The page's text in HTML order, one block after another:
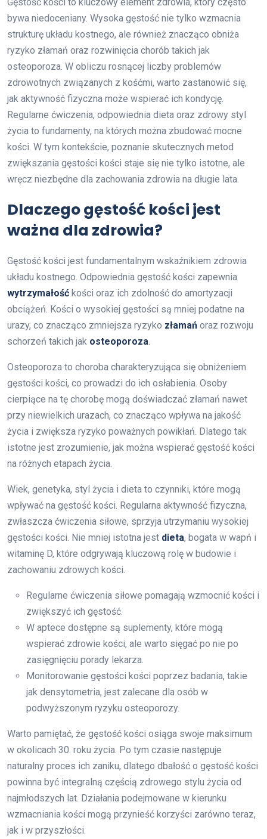
bywa niedoceniany. Wysoka gęstość nie tylko wzmacnia
strukturę układu kostnego, ale również znacząco obniża
ryzyko złamań oraz rozwinięcia chorób takich jak
osteoporoza. W obliczu rosnącej liczby problemów
zdrowotnych związanych z kośćmi, warto zastanowić się,
jak aktywność fizyczna może wspierać ich kondycję.
Regularne ćwiczenia, odpowiednia dieta oraz zdrowy styl
życia to fundamenty, na których można zbudować mocne
kości. W tym kontekście, poznanie skutecznych metod
zwiększania gęstości kości staje się nie tylko istotne, ale
wręcz niezbędne dla zachowania zdrowia na długie lata.
Dlaczego gęstość kości jest
ważna dla zdrowia?
Gęstość kości jest fundamentalnym wskaźnikiem zdrowia
układu kostnego. Odpowiednia gęstość kości zapewnia
wytrzymałość kości oraz ich zdolność do amortyzacji
obciążeń. Kości o wysokiej gęstości są mniej podatne na
urazy, co znacząco zmniejsza ryzyko złamań oraz rozwoju
schorzeń takich jak osteoporoza.
Osteoporoza to choroba charakteryzująca się obniżeniem
gęstości kości, co prowadzi do ich osłabienia. Osoby
cierpiące na tę chorobę mogą doświadczać złamań nawet
przy niewielkich urazach, co znacząco wpływa na jakość
życia i zwiększa ryzyko poważnych powikłań. Dlatego tak
istotne jest zrozumienie, jak można wspierać gęstość kości
na różnych etapach życia.
Wiek, genetyka, styl życia i dieta to czynniki, które mogą
wpływać na gęstość kości. Regularna aktywność fizyczna,
zwłaszcza ćwiczenia siłowe, sprzyja utrzymaniu wysokiej
gęstości kości. Nie mniej istotna jest dieta, bogata w wapń i
witaminę D, które odgrywają kluczową rolę w budowie i
zachowaniu zdrowych kości.
Regularne ćwiczenia siłowe pomagają wzmocnić kości i
zwiększyć ich gęstość.
W aptece dostępne są suplementy, które mogą
wspierać zdrowie kości, ale warto sięgać po nie po
zasięgnięciu porady lekarza.
Monitorowanie gęstości kości poprzez badania, takie
jak densytometria, jest zalecane dla osób w
podwyższonym ryzyku osteoporozy.
Warto pamiętać, że gęstość kości osiąga swoje maksimum
w okolicach 30. roku życia. Po tym czasie następuje
naturalny proces ich zaniku, dlatego dbałość o gęstość kości
powinna być integralną częścią zdrowego stylu życia od
najmłodszych lat. Działania podejmowane w kierunku
wzmacniania kości mogą przynieść korzyści zarówno teraz,
jak i w przyszłości.